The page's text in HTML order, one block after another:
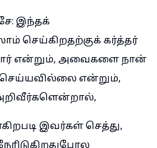
இந்தக்
செய்கிறதற்குக் கர்த்தர்
என்றும், அவைகளை நான்
என்றும்,
இவர்கள் செத்து,